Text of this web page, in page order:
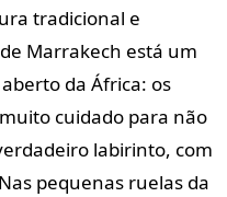
tradicional e
Marrakech está um
da África: os
cuidado para não
labirinto, com
pequenas ruelas da